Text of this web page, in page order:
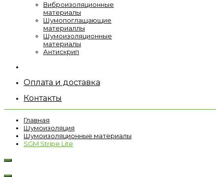
Виброизоляционные
материалы
Шумопоглащающие
материаллы
Шумоизоляционные
материалы
Антискрип
Оплата и доставка
Контакты
Главная
Шумоизоляция
Шумоизоляционные материалы
SGM Stripe Lite